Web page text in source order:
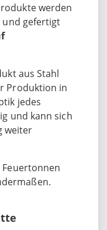
werden
und gefertigt
aus Stahl
Produktion in
jedes
und kann sich
weiter